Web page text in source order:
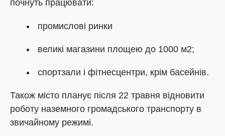
почнуть працювати:
промислові ринки
великі магазини площею до 1000 м2;
спортзали і фітнесцентри, крім басейнів.
Також місто планує після 22 травня відновити
роботу наземного громадського транспорту в
звичайному режимі.